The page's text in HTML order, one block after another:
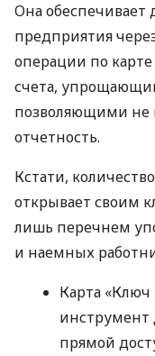
Она обеспечивает
предприятия
операции по
счета,
позволяющими не
отчетность.
Кстати,
открывает своим
лишь перечнем
и наемных
Карта «Ключ
прямой